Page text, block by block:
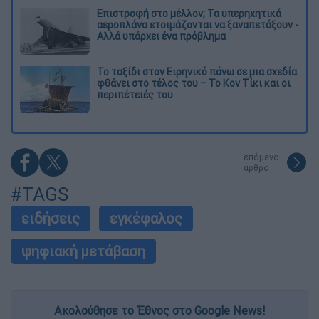
Επιστροφή στο μέλλον; Τα υπερηχητικά
αεροπλάνα ετοιμάζονται να ξαναπετάξουν -
Αλλά υπάρχει ένα πρόβλημα
Το ταξίδι στον Ειρηνικό πάνω σε μια σχεδία
φθάνει στο τέλος του – Το Κον Τίκι και οι
περιπέτειές του
επόμενο
άρθρο
#TAGS
ειδήσεις
εγκέφαλος
ψηφιακή μετάβαση
Ακολούθησε το Έθνος στο Google News!